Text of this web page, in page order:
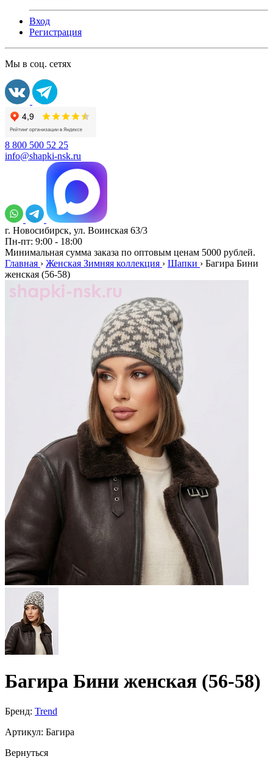
Вход
Регистрация
Мы в соц. сетях
8 800 500 52 25
info@shapki-nsk.ru
г. Новосибирск, ул. Воинская 63/3
Пн-пт: 9:00 - 18:00
Минимальная сумма заказа по оптовым ценам 5000 рублей.
Главная › Женская Зимняя коллекция › Шапки › Багира Бини
женская (56-58)
Багира Бини женская (56-58)
Бренд: Trend
Артикул: Багира
Вернуться